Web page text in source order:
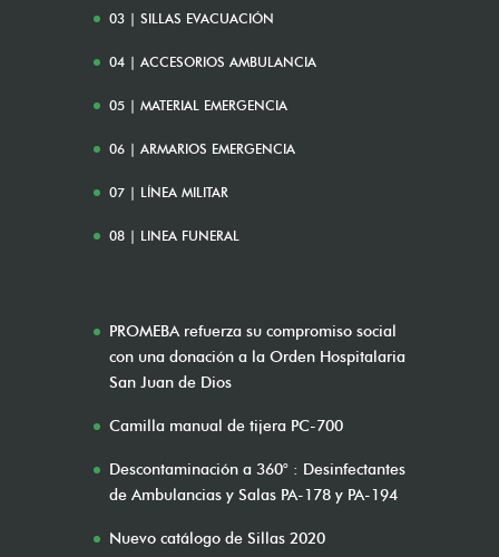
03 | SILLAS EVACUACIÓN
04 | ACCESORIOS AMBULANCIA
05 | MATERIAL EMERGENCIA
06 | ARMARIOS EMERGENCIA
07 | LÍNEA MILITAR
08 | LINEA FUNERAL
PROMEBA refuerza su compromiso social
con una donación a la Orden Hospitalaria
San Juan de Dios
Camilla manual de tijera PC-700
Descontaminación a 360° : Desinfectantes
de Ambulancias y Salas PA-178 y PA-194
Nuevo catálogo de Sillas 2020